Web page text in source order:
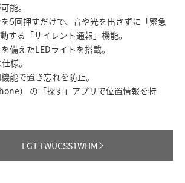
能。
5回押すだけで、音や光を出さずに「緊急
する「サイレント通報」機能。
備えたLEDライトを搭載。
様。
能で置き忘れを防止。
） の「探す」アプリで位置情報を特
LGT-LWUCSS1WHM